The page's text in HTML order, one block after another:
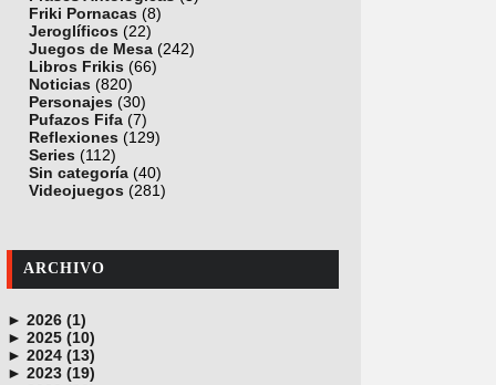
Friki Pornacas (8)
Jeroglíficos (22)
Juegos de Mesa (242)
Libros Frikis (66)
Noticias (820)
Personajes (30)
Pufazos Fifa (7)
Reflexiones (129)
Series (112)
Sin categoría (40)
Videojuegos (281)
ARCHIVO
► 2026 (1)
junio (1)
► 2025 (10)
noviembre (1)
octubre (1)
► 2024 (13)
diciembre (4)
► 2023 (19)